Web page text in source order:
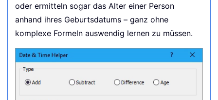
oder ermitteln sogar das Alter einer Person
anhand ihres Geburtsdatums – ganz ohne
komplexe Formeln auswendig lernen zu müssen.